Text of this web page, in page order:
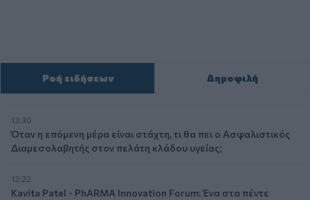
Ροή ειδήσεων Δημοφιλή
13:30
Όταν η επόμενη μέρα είναι στάχτη, τι θα πει ο Ασφαλιστικός
Διαμεσολαβητής στον πελάτη κλάδου υγείας;
12:22
Kavita Patel - PhARMA Innovation Forum: Ένα στα πέντε